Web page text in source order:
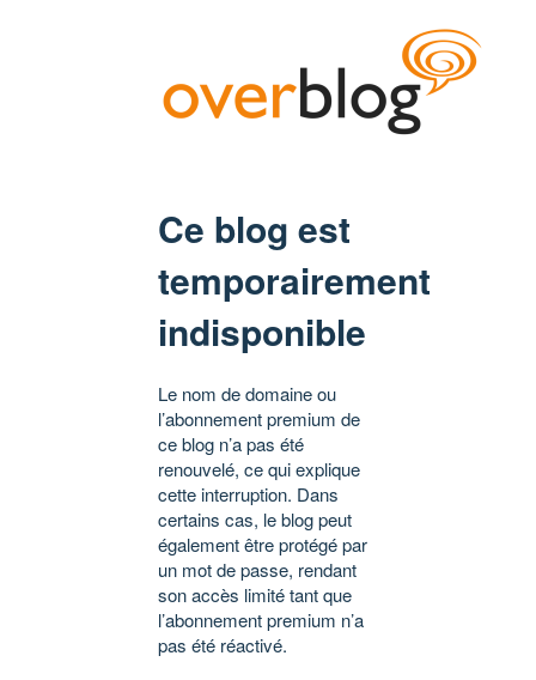
Ce blog est
temporairement
indisponible
Le nom de domaine ou
l’abonnement premium de
ce blog n’a pas été
renouvelé, ce qui explique
cette interruption. Dans
certains cas, le blog peut
également être protégé par
un mot de passe, rendant
son accès limité tant que
l’abonnement premium n’a
pas été réactivé.